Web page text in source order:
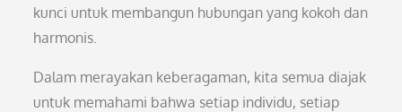
kunci untuk membangun hubungan yang kokoh dan
harmonis.
Dalam merayakan keberagaman, kita semua diajak
untuk memahami bahwa setiap individu, setiap